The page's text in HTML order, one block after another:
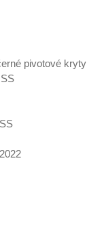
pivotové kryty